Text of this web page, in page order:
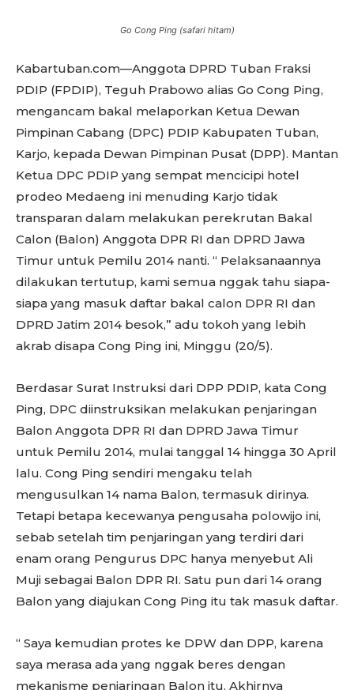
Go Cong Ping (safari hitam)
Kabartuban.com—Anggota DPRD Tuban Fraksi
PDIP (FPDIP), Teguh Prabowo alias Go Cong Ping,
mengancam bakal melaporkan Ketua Dewan
Pimpinan Cabang (DPC) PDIP Kabupaten Tuban,
Karjo, kepada Dewan Pimpinan Pusat (DPP). Mantan
Ketua DPC PDIP yang sempat mencicipi hotel
prodeo Medaeng ini menuding Karjo tidak
transparan dalam melakukan perekrutan Bakal
Calon (Balon) Anggota DPR RI dan DPRD Jawa
Timur untuk Pemilu 2014 nanti. “ Pelaksanaannya
dilakukan tertutup, kami semua nggak tahu siapa-
siapa yang masuk daftar bakal calon DPR RI dan
DPRD Jatim 2014 besok,” adu tokoh yang lebih
akrab disapa Cong Ping ini, Minggu (20/5).
Berdasar Surat Instruksi dari DPP PDIP, kata Cong
Ping, DPC diinstruksikan melakukan penjaringan
Balon Anggota DPR RI dan DPRD Jawa Timur
untuk Pemilu 2014, mulai tanggal 14 hingga 30 April
lalu. Cong Ping sendiri mengaku telah
mengusulkan 14 nama Balon, termasuk dirinya.
Tetapi betapa kecewanya pengusaha polowijo ini,
sebab setelah tim penjaringan yang terdiri dari
enam orang Pengurus DPC hanya menyebut Ali
Muji sebagai Balon DPR RI. Satu pun dari 14 orang
Balon yang diajukan Cong Ping itu tak masuk daftar.
“ Saya kemudian protes ke DPW dan DPP, karena
saya merasa ada yang nggak beres dengan
mekanisme penjaringan Balon itu. Akhirnya